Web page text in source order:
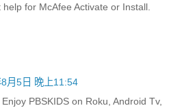
for McAfee Activate or Install.
月5日 晚上11:54
Enjoy PBSKIDS on Roku, Android Tv,